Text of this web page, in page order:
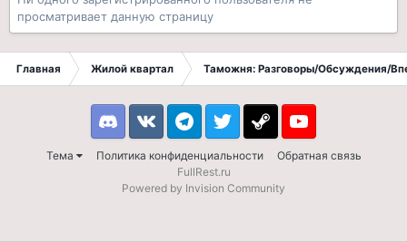
просматривает данную страницу
Главная Жилой квартал Таможня: Разговоры/Обсуждения/
Тема Политика конфиденциальности Обратная связь
DiscordVK TelegramTwitter Steam Youtube
FullRest.ru
Powered by Invision Community